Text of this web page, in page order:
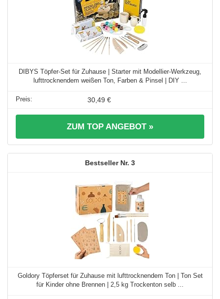
DIBYS Töpfer-Set für Zuhause | Starter mit Modellier-Werkzeug,
lufttrocknendem weißen Ton, Farben & Pinsel | DIY ...
30,49 €
ZUM TOP ANGEBOT »
3
Goldory Töpferset für Zuhause mit lufttrocknendem Ton | Ton Set
für Kinder ohne Brennen | 2,5 kg Trockenton selb ...